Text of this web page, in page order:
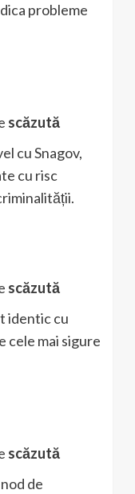
probleme
scăzută
cu Snagov,
cu risc
scăzută
identic cu
cele mai sigure
scăzută
de